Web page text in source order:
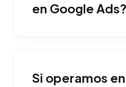
en Google Ads?
cuando el
Si operamos